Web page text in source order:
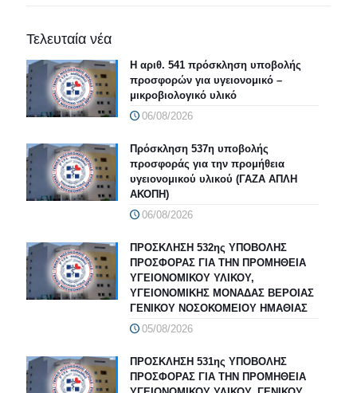
Τελευταία νέα
Η αριθ. 541 πρόσκληση υποβολής
προσφορών για υγειονομικό –
μικροβιολογικό υλικό
06/08/2026
Πρόσκληση 537η υποβολής
προσφοράς για την προμήθεια
υγειονομικού υλικού (ΓΑΖΑ ΑΠΛΗ
ΑΚΟΠΗ)
06/08/2026
ΠΡΟΣΚΛΗΣΗ 532ης ΥΠΟΒΟΛΗΣ
ΠΡΟΣΦΟΡΑΣ ΓΙΑ ΤΗΝ ΠΡΟΜΗΘΕΙΑ
ΥΓΕΙΟΝΟΜΙΚΟΥ ΥΛΙΚΟΥ,
ΥΓΕΙΟΝΟΜΙΚΗΣ ΜΟΝΑΔΑΣ ΒΕΡΟΙΑΣ
ΓΕΝΙΚΟΥ ΝΟΣΟΚΟΜΕΙΟΥ ΗΜΑΘΙΑΣ
05/08/2026
ΠΡΟΣΚΛΗΣΗ 531ης ΥΠΟΒΟΛΗΣ
ΠΡΟΣΦΟΡΑΣ ΓΙΑ ΤΗΝ ΠΡΟΜΗΘΕΙΑ